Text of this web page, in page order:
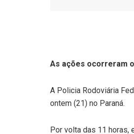
As ações ocorreram
A Policia Rodoviária
ontem (21) no Paraná.
Por volta das 11 horas,